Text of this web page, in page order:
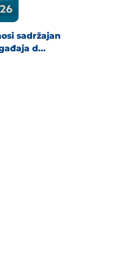
sadržajan
d...